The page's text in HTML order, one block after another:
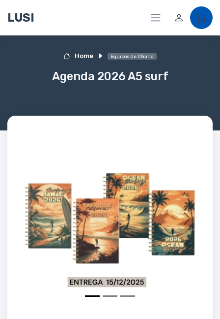
LUSI
Home Equipos de Oficina
Agenda 2026 A5 surf
Previous Next